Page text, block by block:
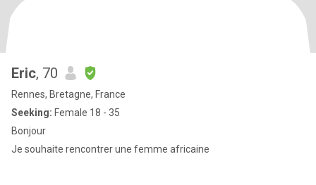
Eric, 70
Rennes, Bretagne, France
Seeking: Female 18 - 35
Bonjour
Je souhaite rencontrer une femme africaine